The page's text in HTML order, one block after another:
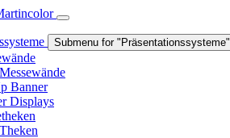
Submenu for "Präsentationssysteme"
Banner
Displays